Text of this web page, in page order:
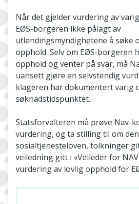
Når det gjelder vurdering av
EØS-borgeren ikke pålagt av
utlendingsmyndighetene å søke
opphold. Selv om EØS-borgeren
opphold og venter på svar, må
uansett gjøre en selvstendig
klageren har dokumentert varig
søknadstidspunktet.
Statsforvalteren må prøve Nav-
vurdering, og ta stilling til om
sosialtjenesteloven, tolkninger
veiledning gitt i «Veileder for
vurdering av lovlig opphold for